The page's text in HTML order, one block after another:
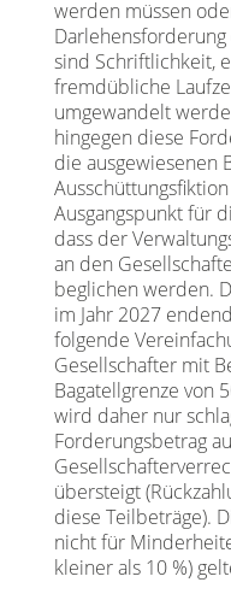
werden müssen
sind Schriftlichkeit,
fremdübliche
umgewandelt
hingegen diese
die ausgewiesenen
Ausgangspunkt für
dass der
an den
beglichen werden.
im Jahr 2027
folgende
Gesellschafter mit
Bagatellgrenze von
wird daher nur
Forderungsbetrag
übersteigt
diese Teilbeträge).
nicht für
kleiner als 10 %)